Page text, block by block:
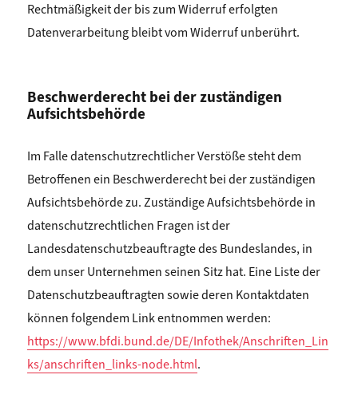
Rechtmäßigkeit der bis zum Widerruf erfolgten
Datenverarbeitung bleibt vom Widerruf unberührt.
Beschwerderecht bei der zuständigen
Aufsichtsbehörde
Im Falle datenschutzrechtlicher Verstöße steht dem
Betroffenen ein Beschwerderecht bei der zuständigen
Aufsichtsbehörde zu. Zuständige Aufsichtsbehörde in
datenschutzrechtlichen Fragen ist der
Landesdatenschutzbeauftragte des Bundeslandes, in
dem unser Unternehmen seinen Sitz hat. Eine Liste der
Datenschutzbeauftragten sowie deren Kontaktdaten
können folgendem Link entnommen werden:
https://www.bfdi.bund.de/DE/Infothek/Anschriften_Lin
ks/anschriften_links-node.html.